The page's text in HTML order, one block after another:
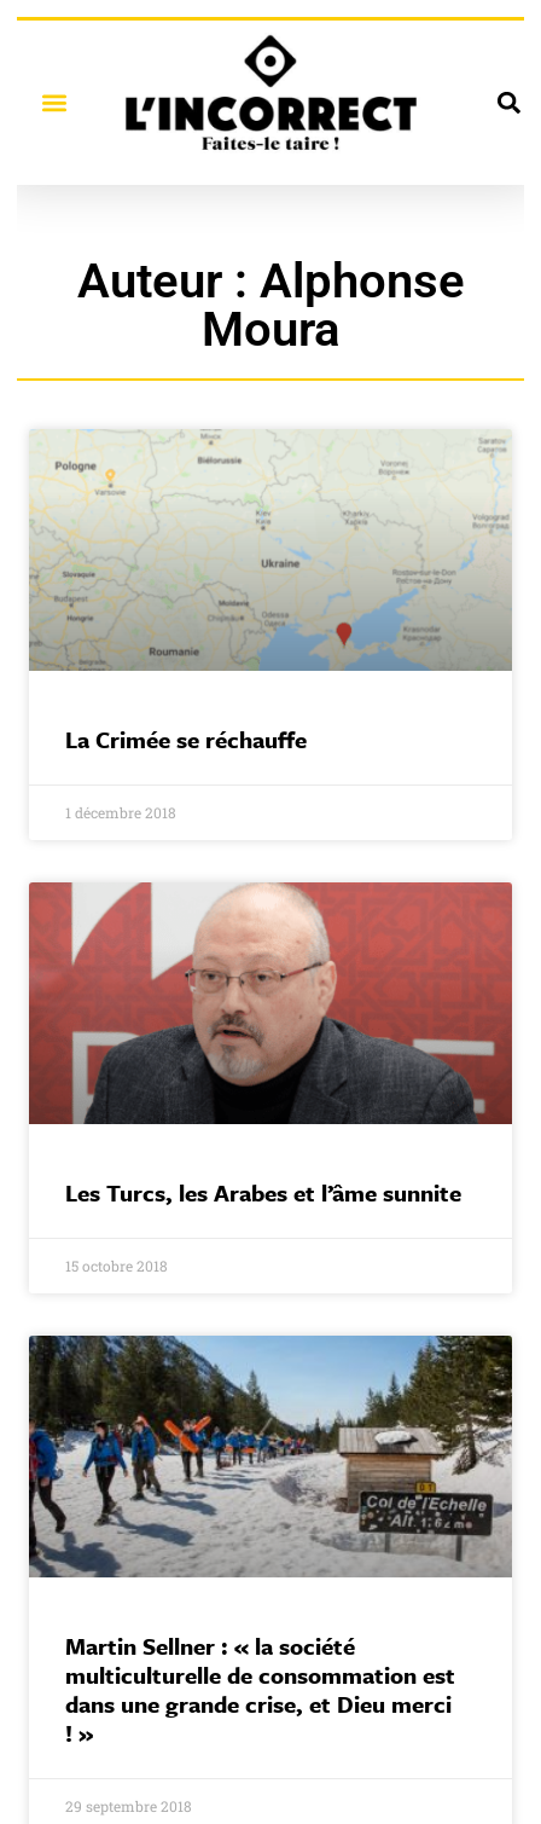
Auteur : Alphonse
Moura
La Crimée se réchauffe
1 décembre 2018
Les Turcs, les Arabes et l’âme sunnite
15 octobre 2018
Martin Sellner : « la société
multiculturelle de consommation est
dans une grande crise, et Dieu merci
! »
29 septembre 2018